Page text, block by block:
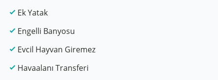
Ek Yatak
Engelli Banyosu
Evcil Hayvan Giremez
Havaalanı Transferi